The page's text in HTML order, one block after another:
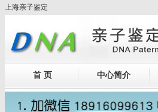
上海亲子鉴定
首 页 中心简介